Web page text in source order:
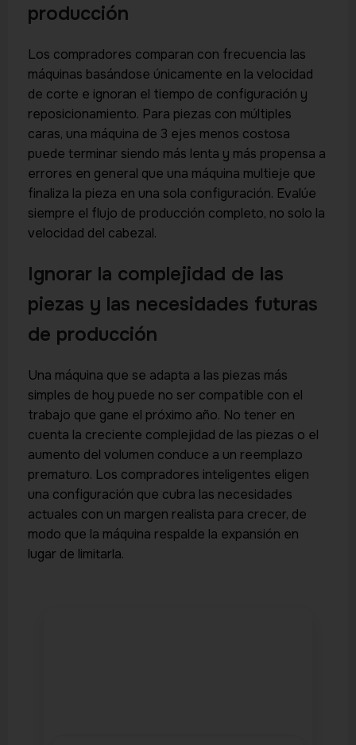
producción
Los compradores comparan con frecuencia las
máquinas basándose únicamente en la velocidad
de corte e ignoran el tiempo de configuración y
reposicionamiento. Para piezas con múltiples
caras, una máquina de 3 ejes menos costosa
puede terminar siendo más lenta y más propensa a
errores en general que una máquina multieje que
finaliza la pieza en una sola configuración. Evalúe
siempre el flujo de producción completo, no solo la
velocidad del cabezal.
Ignorar la complejidad de las
piezas y las necesidades futuras
de producción
Una máquina que se adapta a las piezas más
simples de hoy puede no ser compatible con el
trabajo que gane el próximo año. No tener en
cuenta la creciente complejidad de las piezas o el
aumento del volumen conduce a un reemplazo
prematuro. Los compradores inteligentes eligen
una configuración que cubra las necesidades
actuales con un margen realista para crecer, de
modo que la máquina respalde la expansión en
lugar de limitarla.